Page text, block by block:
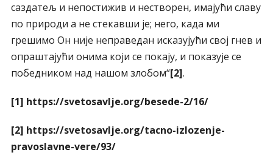
саздатељ и непостижив и нестворен, имајући славу
по природи а не стекавши је; него, када ми
грешимо Он није неправедан исказујући свој гнев и
опраштајући онима који се покају, и показује се
победником над нашом злобом“[2].
[1] https://svetosavlje.org/besede-2/16/
[2] https://svetosavlje.org/tacno-izlozenje-
pravoslavne-vere/93/